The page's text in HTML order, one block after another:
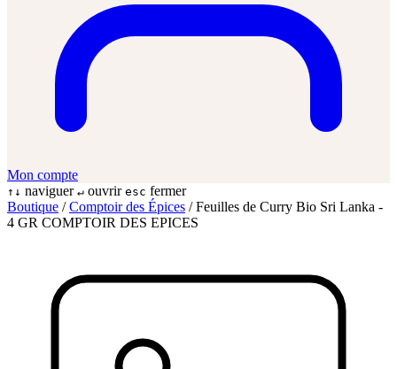
Mon compte
↑↓ naviguer ↵ ouvrir esc fermer
Boutique / Comptoir des Épices / Feuilles de Curry Bio Sri Lanka -
4 GR COMPTOIR DES EPICES